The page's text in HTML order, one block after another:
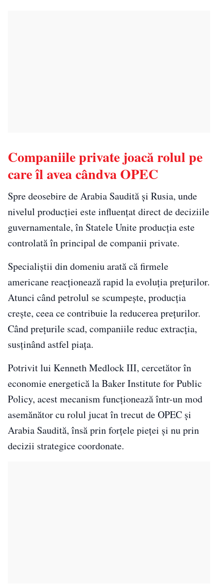
Companiile private joacă rolul pe
care îl avea cândva OPEC
Spre deosebire de Arabia Saudită și Rusia, unde
nivelul producției este influențat direct de deciziile
guvernamentale, în Statele Unite producția este
controlată în principal de companii private.
Specialiștii din domeniu arată că firmele
americane reacționează rapid la evoluția prețurilor.
Atunci când petrolul se scumpește, producția
crește, ceea ce contribuie la reducerea prețurilor.
Când prețurile scad, companiile reduc extracția,
susținând astfel piața.
Potrivit lui Kenneth Medlock III, cercetător în
economie energetică la Baker Institute for Public
Policy, acest mecanism funcționează într-un mod
asemănător cu rolul jucat în trecut de OPEC și
Arabia Saudită, însă prin forțele pieței și nu prin
decizii strategice coordonate.